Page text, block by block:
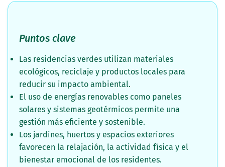
Puntos clave
Las residencias verdes utilizan materiales
ecológicos, reciclaje y productos locales para
reducir su impacto ambiental.
El uso de energías renovables como paneles
solares y sistemas geotérmicos permite una
gestión más eficiente y sostenible.
Los jardines, huertos y espacios exteriores
favorecen la relajación, la actividad física y el
bienestar emocional de los residentes.